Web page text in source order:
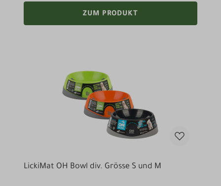
ZUM PRODUKT
LickiMat OH Bowl div. Grösse S und M